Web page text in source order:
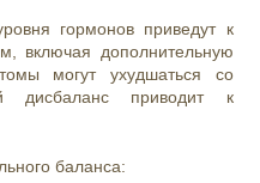
гормонов приведут к
включая дополнительную
могут ухудшаться со
дисбаланс приводит к
баланса: